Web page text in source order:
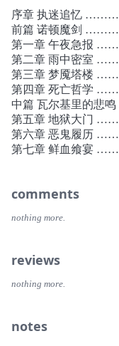
多部小说，涵盖推理
驱系列”是推理小说
的第一部《再见，天
期间笠井洁生活在法
通常发生在欧洲，而
些特征在日本推理作
侦探矢吹驱于《再见
年，第五部作品《俄
室》几乎同一时间问
时间却超过二十年，
的超高质量。至于对
想的角色与矢吹对决
的认识。读者的推理
思的同时稳定地阅读。
不同时空的两起三
为，海德格尔的哲学
序章 执迷追忆
前篇 诺顿魔剑
第一章 午夜急
第二章 雨中密
第三章 梦魇塔
第四章 死亡哲
中篇 瓦尔基里的
第五章 地狱大
第六章 恶鬼履
第七章 鲜血飨
comments
nothing more.
reviews
nothing more.
notes